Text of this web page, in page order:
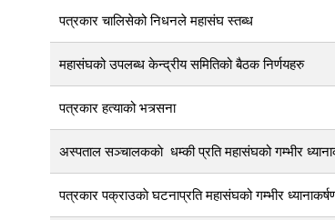
पत्रकार चालिसेको निधनले महासंघ स्तब्ध
महासंघको उपलब्ध केन्द्रीय समितिको बैठक निर्णयहरु
पत्रकार हत्याको भत्र्सना
अस्पताल सञ्चालककाे धम्की प्रति महासंघको गम्भीर
पत्रकार पक्राउकाे घटनाप्रति महासंघको गम्भीर